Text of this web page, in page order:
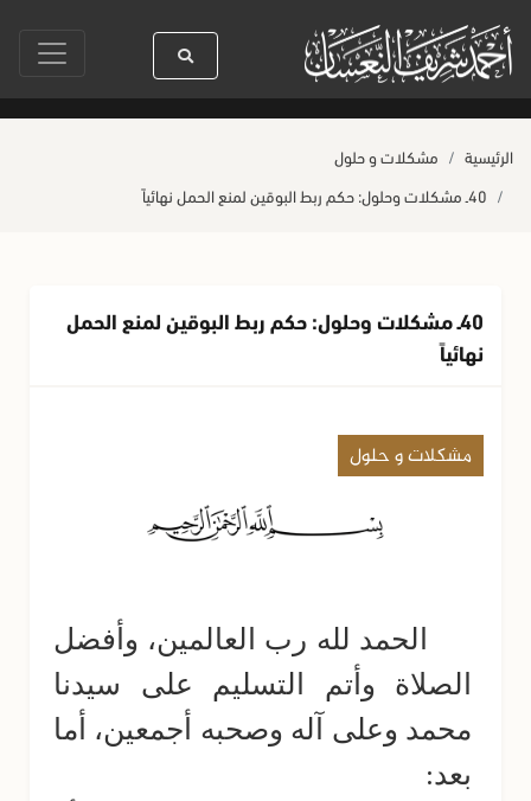
سيدنا رسول الله ﷺ كله رحمة صلاة آخر أربعاء من صفر حياة
الرئيسية
مشكلات و حلول
40ـ مشكلات وحلول: حكم ربط البوقين لمنع الحمل نهائياً
40ـ مشكلات وحلول: حكم ربط البوقين لمنع الحمل
نهائياً
مشكلات و حلول
الحمد لله رب العالمين، وأفضل
الصلاة وأتم التسليم على سيدنا
محمد وعلى آله وصحبه أجمعين، أما
بعد: